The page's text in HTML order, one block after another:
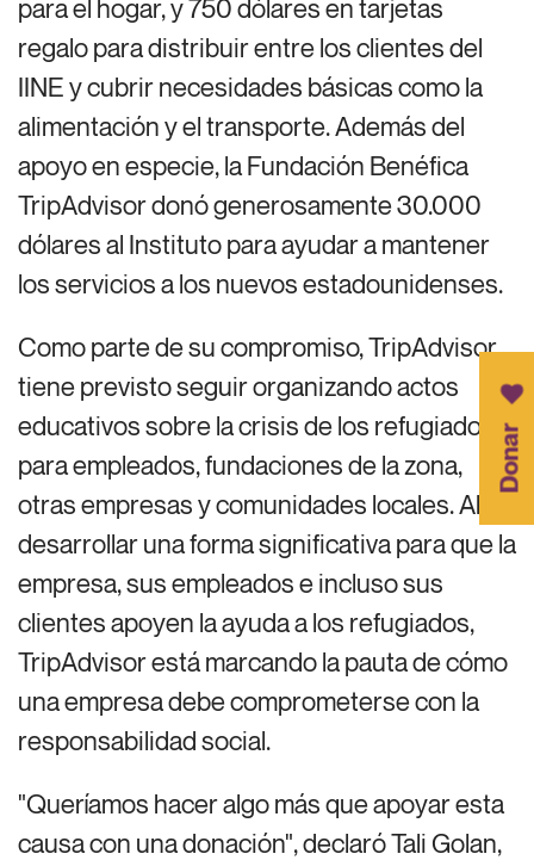
para el hogar, y 750 dólares en tarjetas
regalo para distribuir entre los clientes del
IINE y cubrir necesidades básicas como la
alimentación y el transporte. Además del
apoyo en especie, la Fundación Benéfica
TripAdvisor donó generosamente 30.000
dólares al Instituto para ayudar a mantener
los servicios a los nuevos estadounidenses.
Como parte de su compromiso, TripAdvisor
tiene previsto seguir organizando actos
educativos sobre la crisis de los refugiados
para empleados, fundaciones de la zona,
otras empresas y comunidades locales. Al
desarrollar una forma significativa para que la
empresa, sus empleados e incluso sus
clientes apoyen la ayuda a los refugiados,
TripAdvisor está marcando la pauta de cómo
una empresa debe comprometerse con la
responsabilidad social.
"Queríamos hacer algo más que apoyar esta
causa con una donación", declaró Tali Golan,
Donar